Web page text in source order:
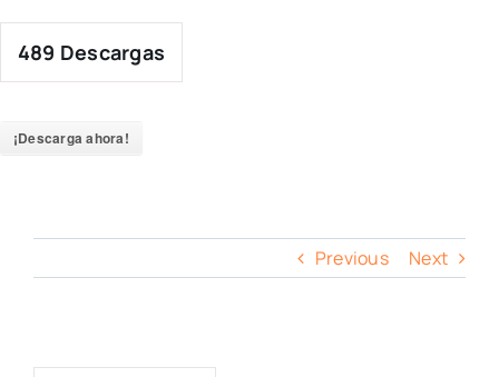
content
489 Descargas
¡Descarga ahora!
Previous Next